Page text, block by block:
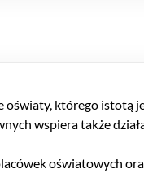
którego istotą
wspiera także
oświatowych